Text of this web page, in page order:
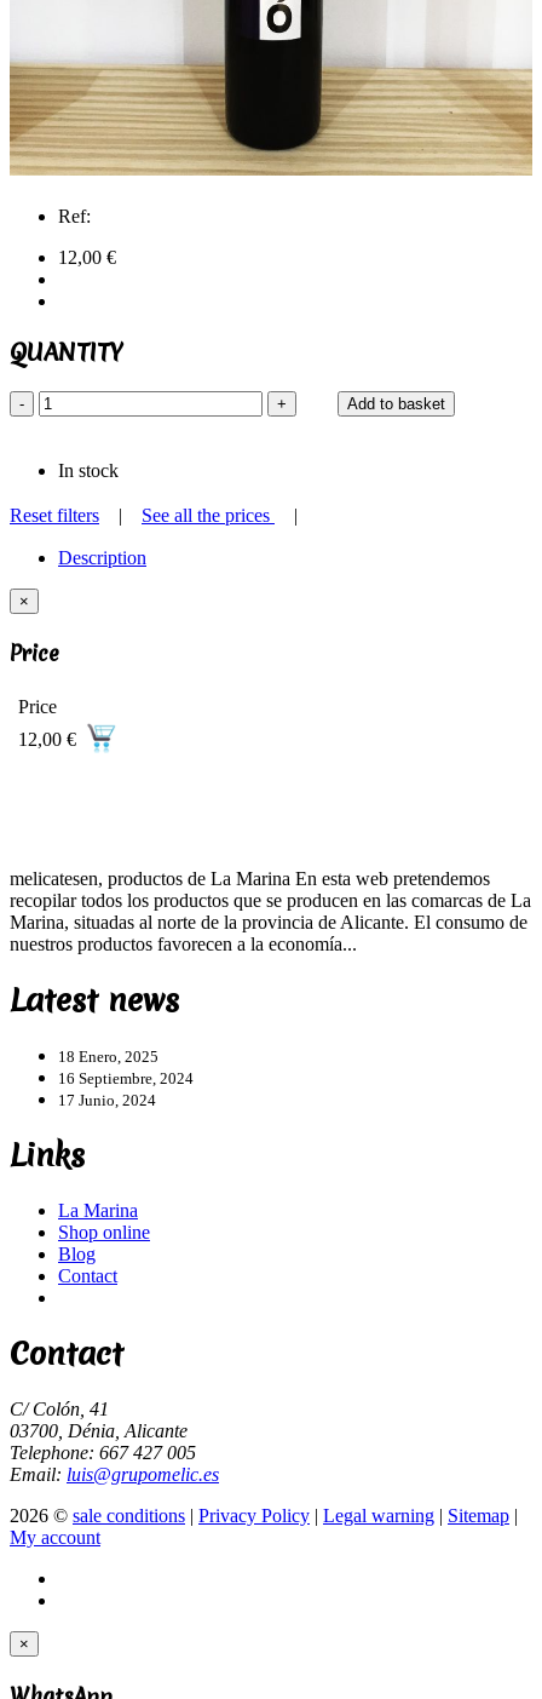
Ref:
12,00 €
QUANTITY
- + Add to basket
In stock
Reset filters | See all the prices |
Description
×
Price
Price
12,00 €
melicatesen, productos de La Marina En esta web pretendemos
recopilar todos los productos que se producen en las comarcas de La
Marina, situadas al norte de la provincia de Alicante. El consumo de
nuestros productos favorecen a la economía...
Latest news
18 Enero, 2025
16 Septiembre, 2024
17 Junio, 2024
Links
La Marina
Shop online
Blog
Contact
Contact
C/ Colón, 41
03700, Dénia, Alicante
Telephone: 667 427 005
Email: luis@grupomelic.es
2026 © sale conditions | Privacy Policy | Legal warning | Sitemap |
My account
×